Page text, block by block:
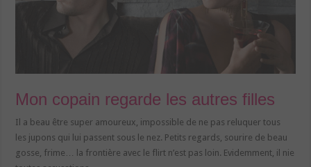
Mon copain regarde les autres filles
Il a beau être super amoureux, impossible de ne pas reluquer tous
les jupons qui lui passent sous le nez. Petits regards, sourire de beau
gosse, frime… la frontière avec le flirt n’est pas loin. Evidemment, il nie